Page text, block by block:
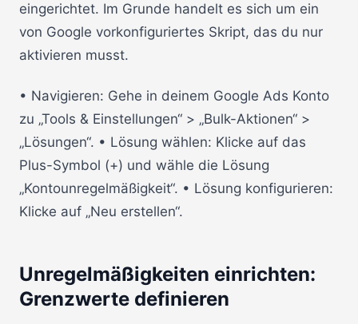
eingerichtet. Im Grunde handelt es sich um ein
von Google vorkonfiguriertes Skript, das du nur
aktivieren musst.
• Navigieren: Gehe in deinem Google Ads Konto
zu „Tools & Einstellungen“ > „Bulk-Aktionen“ >
„Lösungen“. • Lösung wählen: Klicke auf das
Plus-Symbol (+) und wähle die Lösung
„Kontounregelmäßigkeit“. • Lösung konfigurieren:
Klicke auf „Neu erstellen“.
Unregelmäßigkeiten einrichten:
Grenzwerte definieren